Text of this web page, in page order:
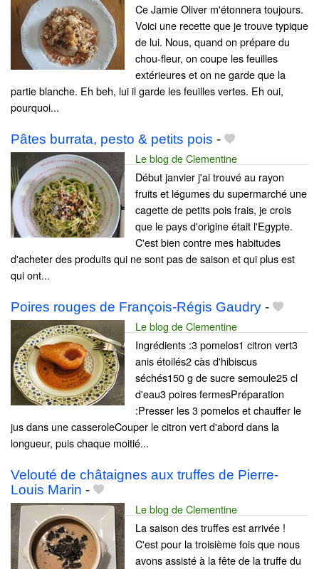
Ce Jamie Oliver m'étonnera toujours.
Voici une recette que je trouve typique
de lui. Nous, quand on prépare du
chou-fleur, on coupe les feuilles
extérieures et on ne garde que la
partie blanche. Eh beh, lui il garde les feuilles vertes. Eh oui,
pourquoi...
Pâtes burrata, pesto & petits pois -
Le blog de Clementine
Début janvier j'ai trouvé au rayon
fruits et légumes du supermarché une
cagette de petits pois frais, je crois
que le pays d'origine était l'Egypte.
C'est bien contre mes habitudes
d'acheter des produits qui ne sont pas de saison et qui plus est
qui ont...
Poires rouges de François-Régis Gaudry -
Le blog de Clementine
Ingrédients :3 pomelos1 citron vert3
anis étoilés2 càs d'hibiscus
séchés150 g de sucre semoule25 cl
d'eau3 poires fermesPréparation
:Presser les 3 pomelos et chauffer le
jus dans une casseroleCouper le citron vert d'abord dans la
longueur, puis chaque moitié...
Velouté de châtaignes aux truffes de Pierre-
Louis Marin -
Le blog de Clementine
La saison des truffes est arrivée !
C'est pour la troisième fois que nous
avons assisté à la fête de la truffe du